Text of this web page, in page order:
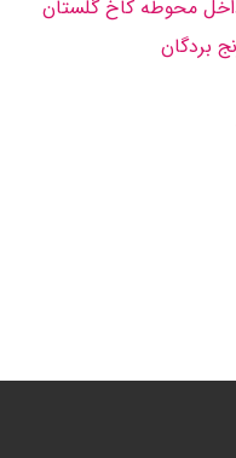
محوطه کاخ گلستان
بردگان